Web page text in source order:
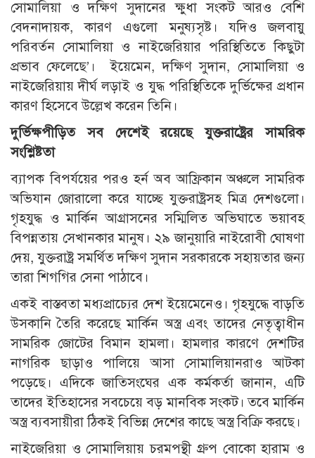
সোমালিয়া ও দক্ষিণ সুদানের ক্ষুধা সংকট আরও বেশি
বেদনাদায়ক, কারণ এগুলো মনুষ্যসৃষ্ট। যদিও জলবায়ু
পরিবর্তন সোমালিয়া ও নাইজেরিয়ার পরিস্থিতিতে কিছুটা
প্রভাব ফেলেছে’। ইয়েমেন, দক্ষিণ সুদান, সোমালিয়া ও
নাইজেরিয়ায় দীর্ঘ লড়াই ও যুদ্ধ পরিস্থিতিকে দুর্ভিক্ষের প্রধান
কারণ হিসেবে উল্লেখ করেন তিনি।
দুর্ভিক্ষপীড়িত সব দেশেই রয়েছে যুক্তরাষ্ট্রের সামরিক
সংশ্লিষ্টতা
ব্যাপক বিপর্যয়ের পরও হর্ন অব আফ্রিকান অঞ্চলে সামরিক
অভিযান জোরালো করে যাচ্ছে যুক্তরাষ্ট্রসহ মিত্র দেশগুলো।
গৃহযুদ্ধ ও মার্কিন আগ্রাসনের সম্মিলিত অভিঘাতে ভয়াবহ
বিপন্নতায় সেখানকার মানুষ। ২৯ জানুয়ারি নাইরোবী ঘোষণা
দেয়, যুক্তরাষ্ট্র সমর্থিত দক্ষিণ সুদান সরকারকে সহায়তার জন্য
তারা শিগগির সেনা পাঠাবে।
একই বাস্তবতা মধ্যপ্রাচ্যের দেশ ইয়েমেনেও। গৃহযুদ্ধে বাড়তি
উসকানি তৈরি করেছে মার্কিন অস্ত্র এবং তাদের নেতৃত্বাধীন
সামরিক জোটের বিমান হামলা। হামলার কারণে দেশটির
নাগরিক ছাড়াও পালিয়ে আসা সোমালিয়ানরাও আটকা
পড়েছে। এদিকে জাতিসংঘের এক কর্মকর্তা জানান, এটি
তাদের ইতিহাসের সবচেয়ে বড় মানবিক সংকট। তবে মার্কিন
অস্ত্র ব্যবসায়ীরা ঠিকই বিভিন্ন দেশের কাছে অস্ত্র বিক্রি করছে।
নাইজেরিয়া ও সোমালিয়ায় চরমপন্থী গ্রুপ বোকো হারাম ও